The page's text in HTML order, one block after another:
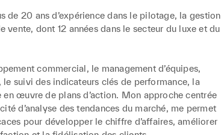
de 20 ans d’expérience dans le pilotage, la gestion
vente, dont 12 années dans le secteur du luxe et du
commercial, le management d’équipes,
le suivi des indicateurs clés de performance, la
œuvre de plans d’action. Mon approche centrée
d’analyse des tendances du marché, me permet
pour développer le chiffre d’affaires, améliorer